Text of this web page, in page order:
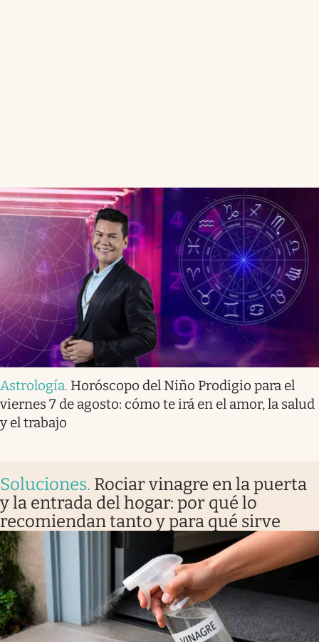
Astrología. Horóscopo del Niño Prodigio para el
viernes 7 de agosto: cómo te irá en el amor, la salud
y el trabajo
Soluciones. Rociar vinagre en la puerta
y la entrada del hogar: por qué lo
recomiendan tanto y para qué sirve